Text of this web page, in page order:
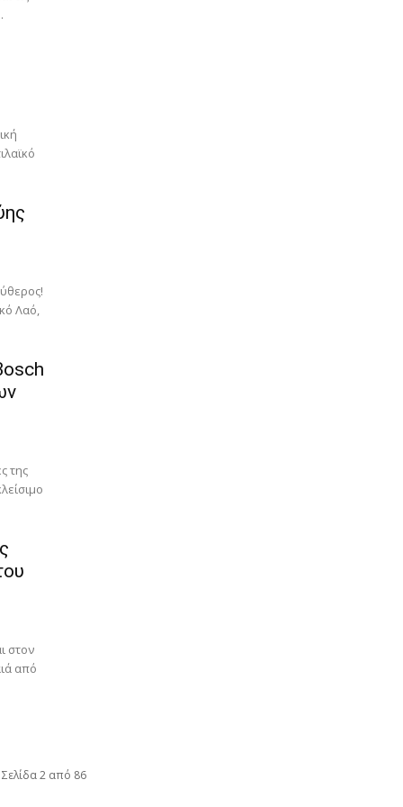
Λαό,
της
στον
από
Σελίδα 2 από 86